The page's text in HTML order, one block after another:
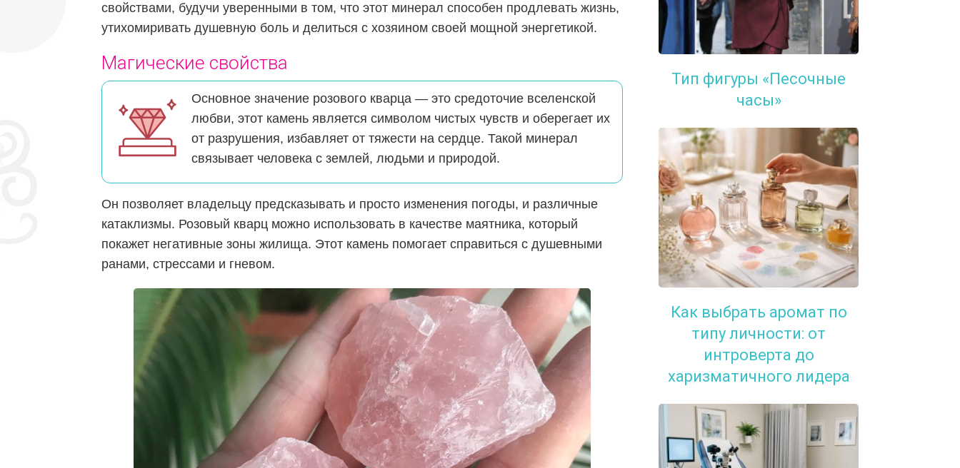
свойствами, будучи уверенными в том, что этот минерал способен продлевать жизнь,
утихомиривать душевную боль и делиться с хозяином своей мощной энергетикой.
Магические свойства
Основное значение розового кварца — это средоточие вселенской
любви, этот камень является символом чистых чувств и оберегает их
от разрушения, избавляет от тяжести на сердце. Такой минерал
связывает человека с землей, людьми и природой.
Он позволяет владельцу предсказывать и просто изменения погоды, и различные
катаклизмы. Розовый кварц можно использовать в качестве маятника, который
покажет негативные зоны жилища. Этот камень помогает справиться с душевными
ранами, стрессами и гневом.
Тип фигуры «Песочные
часы»
Как выбрать аромат по
типу личности: от
интроверта до
харизматичного лидера